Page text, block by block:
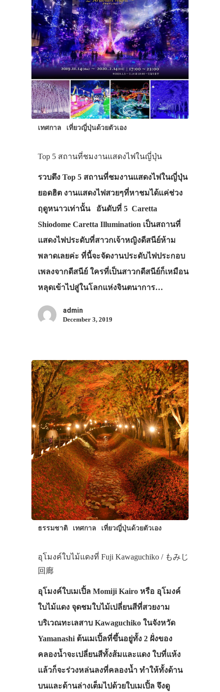
เทศกาล เที่ยวญี่ปุ่นด้วยตัวเอง
Top 5 สถานที่ชมงานแสดงไฟในญี่ปุ่น
รวบตึง Top 5 สถานที่ชมงานแสดงไฟในญี่ปุ่น
ยอดฮิต งานแสดงไฟสวยๆที่หาชมได้แค่ช่วง
ฤดูหนาวเท่านั้น อันดับที่ 5 Caretta
Shiodome Caretta Illumination เป็นสถานที่
แสดงไฟประดับที่สาวกเจ้าหญิงดีสนีย์ห้าม
พลาดเลยค่ะ ที่นี้จะจัดงานประดับไฟประกอบ
เพลงจากดีสนีย์ ใครที่เป็นสาวกดีสนีย์ก็เหมือน
หลุดเข้าไปสู่ในโลกแห่งจินตนาการ…
admin
December 3, 2019
ธรรมชาติ เทศกาล เที่ยวญี่ปุ่นด้วยตัวเอง
อุโมงค์ใบไม้แดงที่ Fuji Kawaguchiko / もみじ
回廊
อุโมงค์ใบเมเปิ้ล Momiji Kairo หรือ อุโมงค์
ใบไม้แดง จุดชมใบไม้เปลี่ยนสีที่สวยงาม
บริเวณทะเลสาบ Kawaguchiko ในจังหวัด
Yamanashi ต้นเมเปิ้ลที่ขึ้นอยู่ทั้ง 2 ฝั่งของ
คลองน้ำจะเปลี่ยนสีทั้งส้มและแดง ใบที่แห้ง
แล้วก็จะร่วงหล่นลงที่คลองน้ำ ทำให้ทั้งด้าน
บนและด้านล่างเต็มไปด้วยใบเมเปิ้ล จึงดู